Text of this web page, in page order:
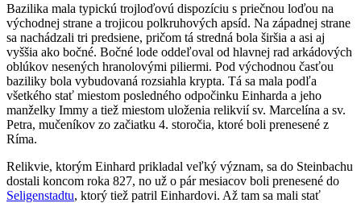
Bazilika mala typickú trojloďovú dispozíciu s priečnou loďou na
východnej strane a trojicou polkruhových apsíd. Na západnej strane
sa nachádzali tri predsiene, pričom tá stredná bola širšia a asi aj
vyššia ako bočné. Bočné lode oddeľoval od hlavnej rad arkádových
oblúkov nesených hranolovými piliermi. Pod východnou časťou
baziliky bola vybudovaná rozsiahla krypta. Tá sa mala podľa
všetkého stať miestom posledného odpočinku Einharda a jeho
manželky Immy a tiež miestom uloženia relikvií sv. Marcelína a sv.
Petra, mučeníkov zo začiatku 4. storočia, ktoré boli prenesené z
Ríma.
Relikvie, ktorým Einhard prikladal veľký význam, sa do Steinbachu
dostali koncom roka 827, no už o pár mesiacov boli prenesené do
Seligenstadtu, ktorý tiež patril Einhardovi. Až tam sa mali stať